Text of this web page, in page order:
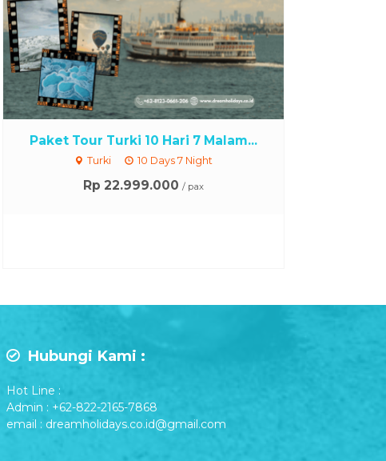
Paket Tour Turki 10 Hari 7 Malam...
Turki 10 Days 7 Night
Rp 22.999.000 / pax
Hubungi Kami :
Hot Line :
Admin : +62-822-2165-7868
email : dreamholidays.co.id@gmail.com